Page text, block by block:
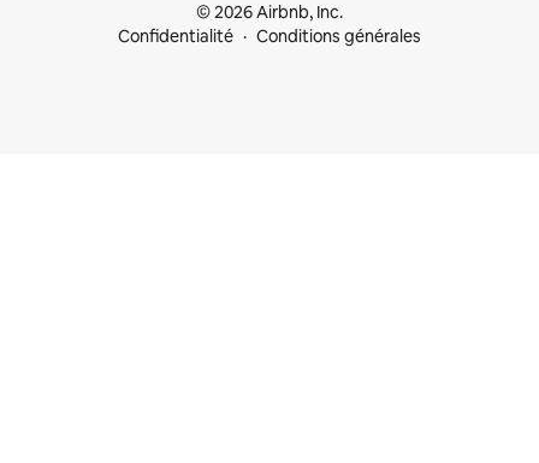
© 2026 Airbnb, Inc.
Confidentialité
Conditions générales